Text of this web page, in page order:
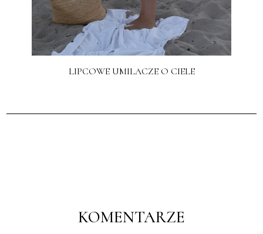
LIPCOWE UMILACZE O CIELE
KOMENTARZE